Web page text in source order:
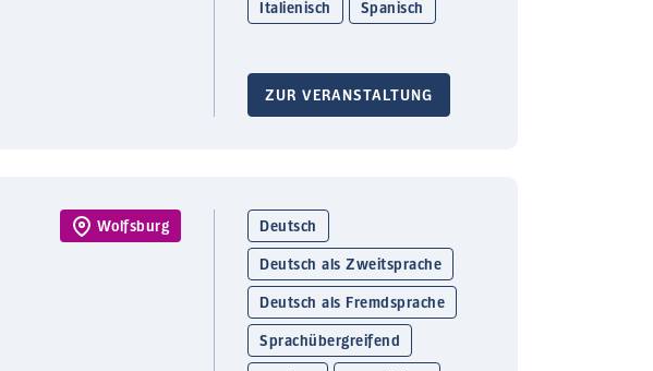
Italienisch Spanisch
ZUR VERANSTALTUNG
Wolfsburg Deutsch
Deutsch als Zweitsprache
Deutsch als Fremdsprache
Sprachübergreifend